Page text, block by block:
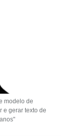
modelo de
e gerar texto de